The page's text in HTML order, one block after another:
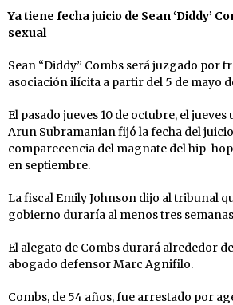
Ya tiene fecha juicio de Sean ‘Diddy’
sexual
Sean “Diddy” Combs será juzgado por
asociación ilícita a partir del 5 de mayo
El pasado jueves 10 de octubre, el
Arun Subramanian fijó la fecha del
comparecencia del magnate del hip-
en septiembre.
La fiscal Emily Johnson dijo al tribunal
gobierno duraría al menos tres
El alegato de Combs durará alrededor
abogado defensor Marc Agnifilo.
Combs, de 54 años, fue arrestado por